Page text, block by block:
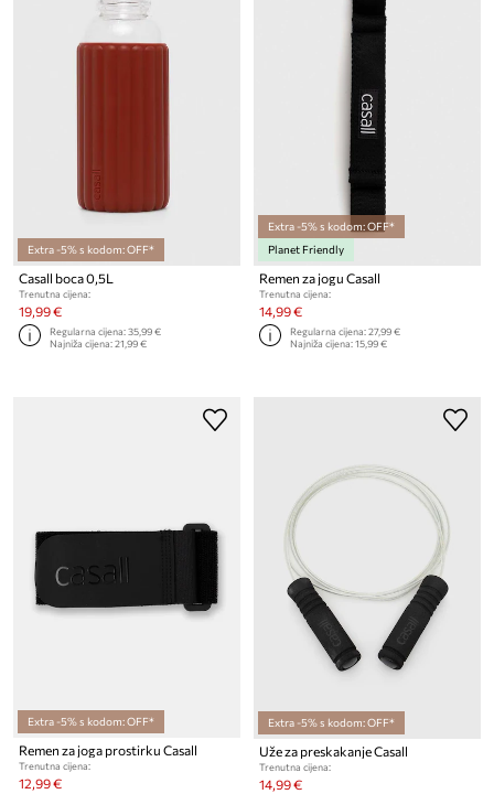
Extra -5% s kodom: OFF*
Casall boca 0,5L
Trenutna cijena:
19,99 €
Regularna cijena:35,99 €
Najniža cijena:21,99 €
Extra -5% s kodom: OFF*
Planet Friendly
Remen za jogu Casall
Trenutna cijena:
14,99 €
Regularna cijena:27,99 €
Najniža cijena:15,99 €
Extra -5% s kodom: OFF*
Remen za joga prostirku Casall
Trenutna cijena:
12,99 €
Extra -5% s kodom: OFF*
Uže za preskakanje Casall
Trenutna cijena:
14,99 €